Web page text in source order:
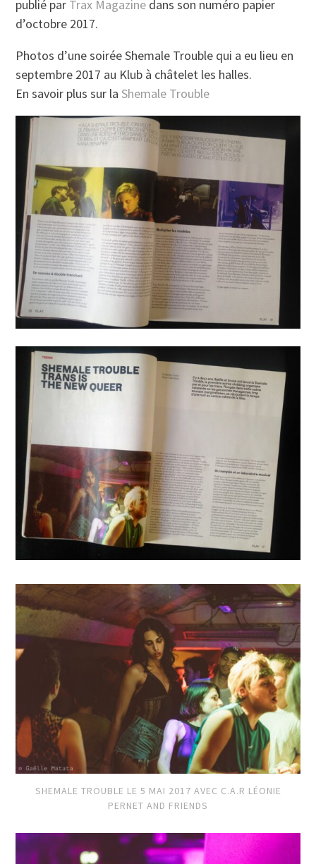
publié par Trax Magazine dans son numéro papier
d’octobre 2017.
Photos d’une soirée Shemale Trouble qui a eu lieu en
septembre 2017 au Klub à châtelet les halles.
En savoir plus sur laShemale Trouble
SHEMALE TROUBLE LE 5 MAI 2017 AVEC C.A.R LÉONIE
PERNET AND FRIENDS